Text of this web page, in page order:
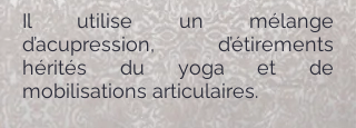
Il utilise un mélange
d’acupression, d’étirements
hérités du yoga et de
mobilisations articulaires.